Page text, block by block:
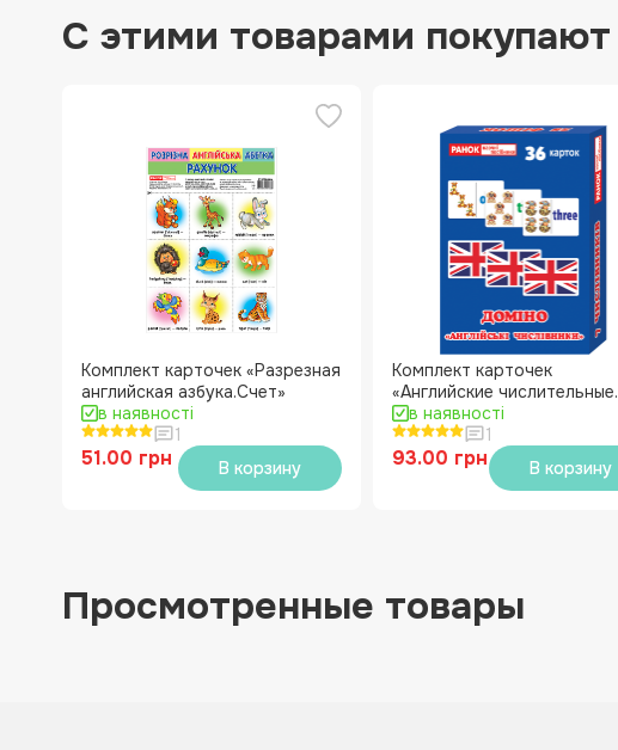
С этими товарами покупают
Комплект карточек «Разрезная
английская азбука.Счет»
в наявності
1
51.00 грн В корзину
Комплект карточек
«Английские числительные.
Домино»
в наявності
1
93.00 грн В корзину
Просмотренные товары